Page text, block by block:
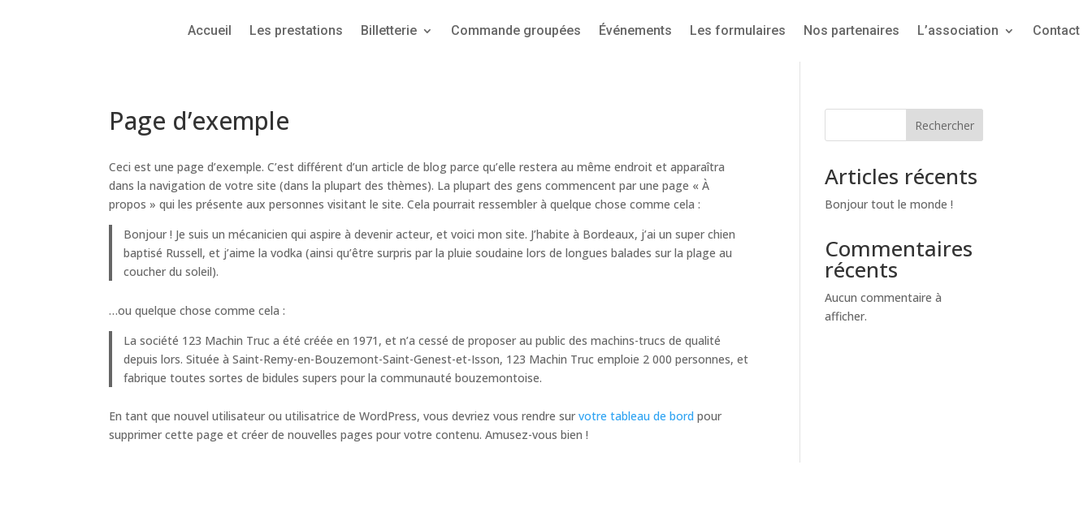
Accueil Les prestations Billetterie Commande groupées Événements Les formulaires Nos partenaires L’association Contact
Page d’exemple
Ceci est une page d’exemple. C’est différent d’un article de blog parce qu’elle restera au même endroit et apparaîtra
dans la navigation de votre site (dans la plupart des thèmes). La plupart des gens commencent par une page « À
propos » qui les présente aux personnes visitant le site. Cela pourrait ressembler à quelque chose comme cela :
Bonjour ! Je suis un mécanicien qui aspire à devenir acteur, et voici mon site. J’habite à Bordeaux, j’ai un super chien
baptisé Russell, et j’aime la vodka (ainsi qu’être surpris par la pluie soudaine lors de longues balades sur la plage au
coucher du soleil).
…ou quelque chose comme cela :
La société 123 Machin Truc a été créée en 1971, et n’a cessé de proposer au public des machins-trucs de qualité
depuis lors. Située à Saint-Remy-en-Bouzemont-Saint-Genest-et-Isson, 123 Machin Truc emploie 2 000 personnes, et
fabrique toutes sortes de bidules supers pour la communauté bouzemontoise.
En tant que nouvel utilisateur ou utilisatrice de WordPress, vous devriez vous rendre survotre tableau de bord pour
supprimer cette page et créer de nouvelles pages pour votre contenu. Amusez-vous bien !
Rechercher
Articles récents
Bonjour tout le monde !
Commentaires
récents
Aucun commentaire à
afficher.